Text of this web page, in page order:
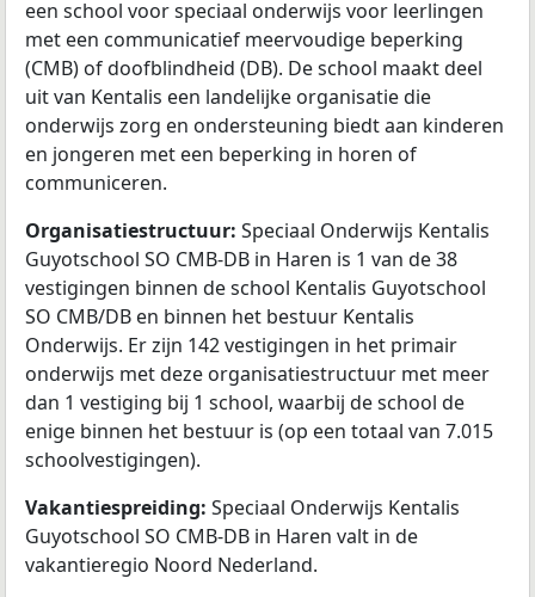
een school voor speciaal onderwijs voor leerlingen
met een communicatief meervoudige beperking
(CMB) of doofblindheid (DB). De school maakt deel
uit van Kentalis een landelijke organisatie die
onderwijs zorg en ondersteuning biedt aan kinderen
en jongeren met een beperking in horen of
communiceren.
Organisatiestructuur: Speciaal Onderwijs Kentalis
Guyotschool SO CMB-DB in Haren is 1 van de 38
vestigingen binnen de school Kentalis Guyotschool
SO CMB/DB en binnen het bestuur Kentalis
Onderwijs. Er zijn 142 vestigingen in het primair
onderwijs met deze organisatiestructuur met meer
dan 1 vestiging bij 1 school, waarbij de school de
enige binnen het bestuur is (op een totaal van 7.015
schoolvestigingen).
Vakantiespreiding: Speciaal Onderwijs Kentalis
Guyotschool SO CMB-DB in Haren valt in de
vakantieregio Noord Nederland.